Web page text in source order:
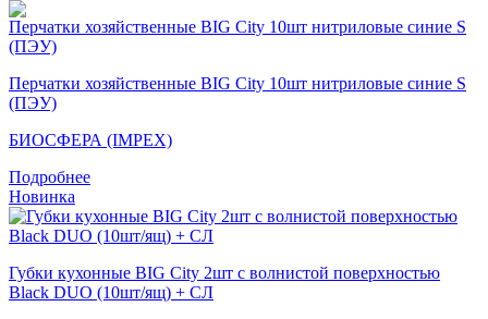
Перчатки хозяйственные BIG City 10шт нитриловые синие S
(ПЭУ)
БИОСФЕРА (IMPEX)
Подробнее
Новинка
Губки кухонные BIG City 2шт с волнистой поверхностью
Black DUO (10шт/ящ) + СЛ